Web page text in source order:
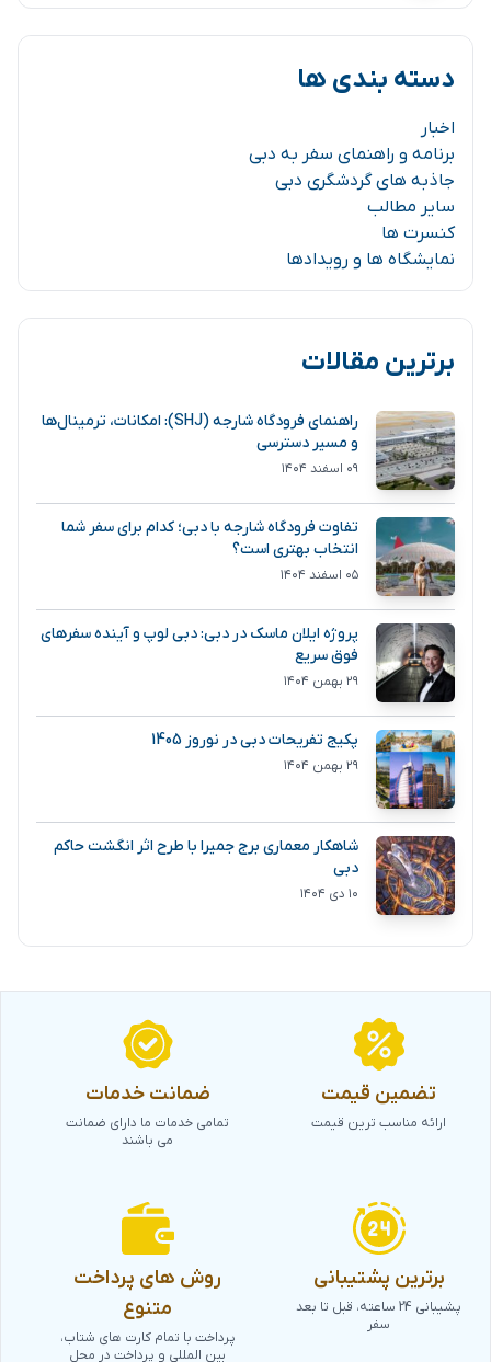
دسته بندی ها
اخبار
برنامه و راهنمای سفر به دبی
جاذبه های گردشگری دبی
سایر مطالب
کنسرت ها
نمایشگاه ها و رویدادها
برترین مقالات
راهنمای فرودگاه شارجه (SHJ): امکانات، ترمینال‌ها
و مسیر دسترسی
۰۹ اسفند ۱۴۰۴
تفاوت فرودگاه شارجه با دبی؛ کدام برای سفر شما
انتخاب بهتری است؟
۰۵ اسفند ۱۴۰۴
پروژه ایلان ماسک در دبی: دبی لوپ و آینده سفرهای
فوق سریع
۲۹ بهمن ۱۴۰۴
پکیج تفریحات دبی در نوروز 1405
۲۹ بهمن ۱۴۰۴
شاهکار معماری برج جمیرا با طرح اثر انگشت حاکم
دبی
۱۰ دی ۱۴۰۴
تضمین قیمت
ارائه مناسب ترین قیمت
ضمانت خدمات
تمامی خدمات ما دارای ضمانت
می باشند
برترین پشتیبانی
پشیبانی 24 ساعته، قبل تا بعد
سفر
روش های پرداخت
متنوع
پرداخت با تمام کارت های شتاب،
بین المللی و پرداخت در محل